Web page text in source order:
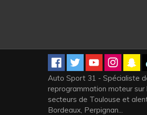
Auto Sport 31 - Spécialiste
reprogrammation moteur sur
secteurs de Toulouse et
Bordeaux, Perpignan...